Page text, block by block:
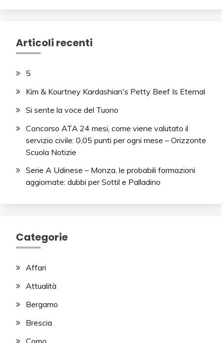
Articoli recenti
5
Kim & Kourtney Kardashian's Petty Beef Is Eternal
Si sente la voce del Tuono
Concorso ATA 24 mesi, come viene valutato il
servizio civile: 0,05 punti per ogni mese – Orizzonte
Scuola Notizie
Serie A Udinese – Monza, le probabili formazioni
aggiornate: dubbi per Sottil e Palladino
Categorie
Affari
Attualità
Bergamo
Brescia
Como